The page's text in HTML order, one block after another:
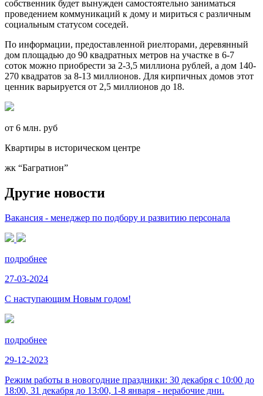
собственник будет вынужден самостоятельно заниматься
проведением коммуникаций к дому и мириться с различным
социальным статусом соседей.
По информации, предоставленной риелторами, деревянный
дом площадью до 90 квадратных метров на участке в 6-7
соток можно приобрести за 2-3,5 миллиона рублей, а дом 140-
270 квадратов за 8-13 миллионов. Для кирпичных домов этот
ценник варьируется от 2,5 миллионов до 18.
от 6 млн. руб
Квартиры в историческом центре
жк “Багратион”
Другие новости
Вакансия - менеджер по подбору и развитию персонала
подробнее
27-03-2024
С наступающим Новым годом!
подробнее
29-12-2023
Режим работы в новогодние праздники: 30 декабря с 10:00 до
18:00, 31 декабря до 13:00, 1-8 января - нерабочие дни.